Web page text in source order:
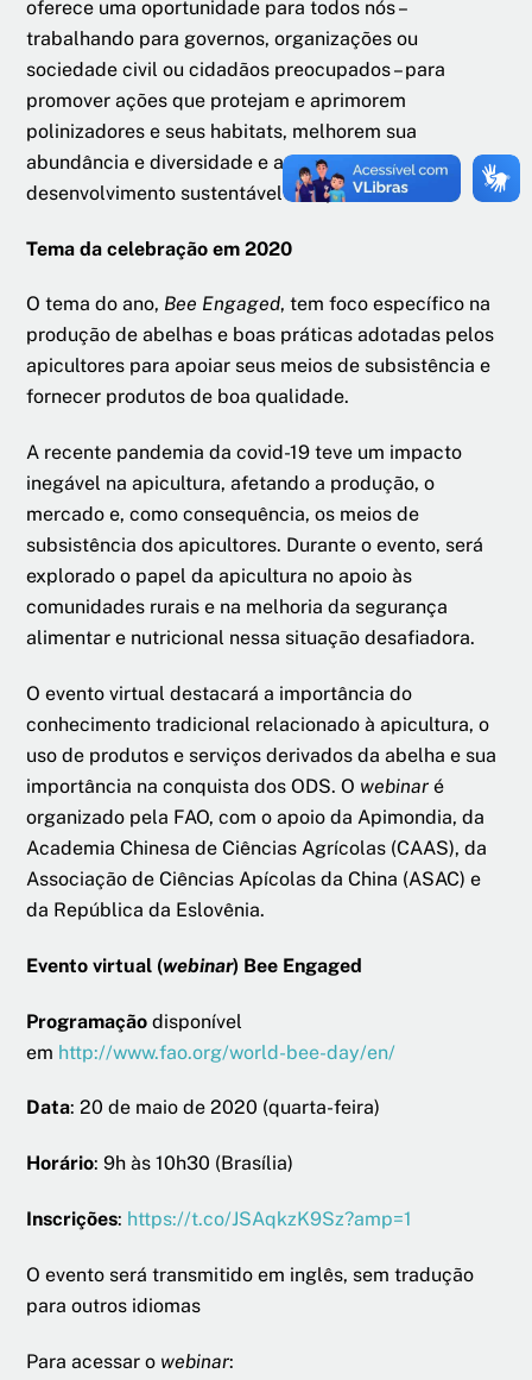
oferece uma oportunidade para todos nós –
trabalhando para governos, organizações ou
sociedade civil ou cidadãos preocupados – para
promover ações que protejam e aprimorem
polinizadores e seus habitats, melhorem sua
abundância e diversidade e apoiem o
desenvolvimento sustentável de apicultura.
Tema da celebração em 2020
O tema do ano, Bee Engaged, tem foco específico na
produção de abelhas e boas práticas adotadas pelos
apicultores para apoiar seus meios de subsistência e
fornecer produtos de boa qualidade.
A recente pandemia da covid-19 teve um impacto
inegável na apicultura, afetando a produção, o
mercado e, como consequência, os meios de
subsistência dos apicultores. Durante o evento, será
explorado o papel da apicultura no apoio às
comunidades rurais e na melhoria da segurança
alimentar e nutricional nessa situação desafiadora.
O evento virtual destacará a importância do
conhecimento tradicional relacionado à apicultura, o
uso de produtos e serviços derivados da abelha e sua
importância na conquista dos ODS. O webinar é
organizado pela FAO, com o apoio da Apimondia, da
Academia Chinesa de Ciências Agrícolas (CAAS), da
Associação de Ciências Apícolas da China (ASAC) e
da República da Eslovênia.
Evento virtual (webinar) Bee Engaged
Programação disponível
em http://www.fao.org/world-bee-day/en/
Data: 20 de maio de 2020 (quarta-feira)
Horário: 9h às 10h30 (Brasília)
Inscrições: https://t.co/JSAqkzK9Sz?amp=1
O evento será transmitido em inglês, sem tradução
para outros idiomas
Para acessar o webinar: